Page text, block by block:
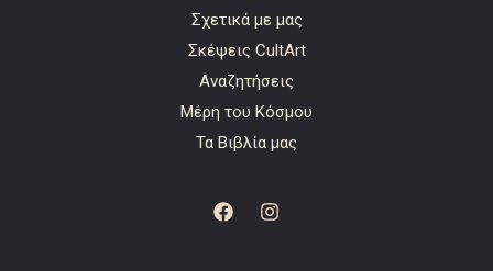
Σχετικά με μας
Σκέψεις CultArt
Αναζητήσεις
Μέρη του Κόσμου
Τα Βιβλία μας